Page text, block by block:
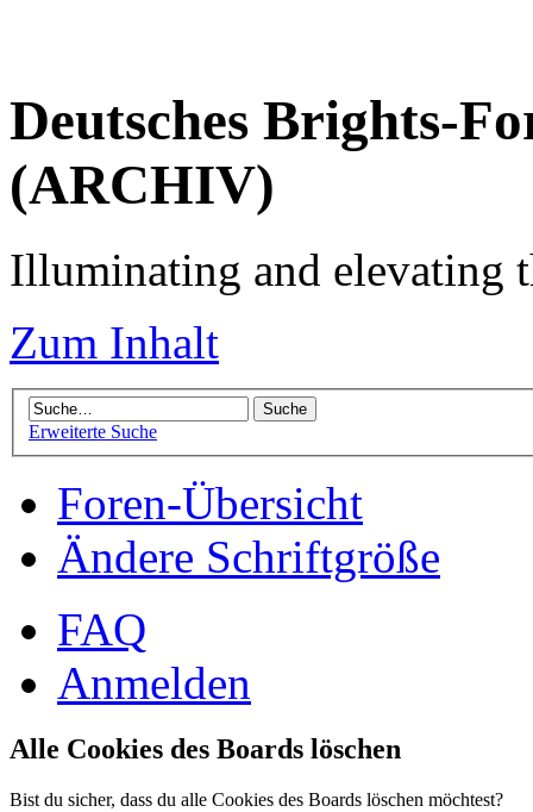
Deutsches Brights-
(ARCHIV)
Illuminating and elevating
Zum Inhalt
Erweiterte Suche
Foren-Übersicht
Ändere Schriftgröße
FAQ
Anmelden
Alle Cookies des Boards löschen
Bist du sicher, dass du alle Cookies des Boards löschen möchtest?